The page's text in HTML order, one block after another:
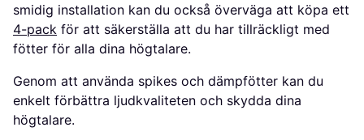
smidig installation kan du också överväga att köpa ett
4-pack för att säkerställa att du har tillräckligt med
fötter för alla dina högtalare.
Genom att använda spikes och dämpfötter kan du
enkelt förbättra ljudkvaliteten och skydda dina
högtalare.